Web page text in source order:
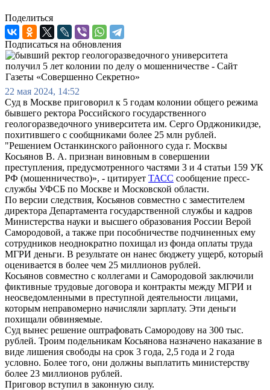
Поделиться
Подписаться на обновления
22 мая 2024, 14:52
Суд в Москве приговорил к 5 годам колонии общего режима
бывшего ректора Российского государственного
геологоразведочного университета им. Серго Орджоникидзе,
похитившего с сообщниками более 25 млн рублей.
"Решением Останкинского районного суда г. Москвы
Косьянов В. А. признан виновным в совершении
преступления, предусмотренного частями 3 и 4 статьи 159 УК
РФ (мошенничество)», - цитирует ТАСС сообщение пресс-
службы УФСБ по Москве и Московской области.
По версии следствия, Косьянов совместно с заместителем
директора Департамента государственной службы и кадров
Министерства науки и высшего образования России Верой
Самородовой, а также при пособничестве подчиненных ему
сотрудников неоднократно похищал из фонда оплаты труда
МГРИ деньги. В результате он нанес бюджету ущерб, который
оценивается в более чем 25 миллионов рублей.
Косьянов совместно с коллегами и Самородовой заключили
фиктивные трудовые договора и контракты между МГРИ и
неосведомленными в преступной деятельности лицами,
которым неправомерно начисляли зарплату. Эти деньги
похищали обвиняемые.
Суд вынес решение оштрафовать Самородову на 300 тыс.
рублей. Троим подельникам Косьянова назначено наказание в
виде лишения свободы на срок 3 года, 2,5 года и 2 года
условно. Более того, они должны выплатить министерству
более 23 миллионов рублей.
Приговор вступил в законную силу.